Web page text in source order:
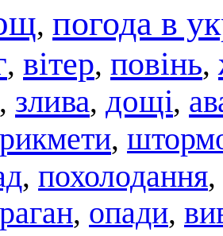
, погода в
, вітер, повінь,
, злива, дощі,
,
, похолодання,
, опади,